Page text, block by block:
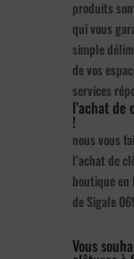
produits
qui vous
simple
de vos
services
l’achat
!
nous vous
l’achat de
boutique en
de Sigale
Vous